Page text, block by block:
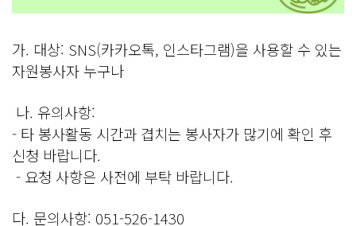
가. 대상: SNS(카카오톡, 인스타그램)을 사용할 수 있는
자원봉사자 누구나
나. 유의사항:
- 타 봉사활동 시간과 겹치는 봉사자가 많기에 확인 후
신청 바랍니다.
- 요청 사항은 사전에 부탁 바랍니다.
다. 문의사항: 051-526-1430